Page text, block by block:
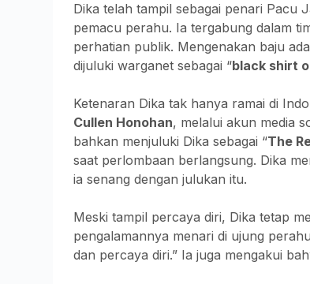
Dika telah tampil sebagai penari Pacu
pemacu perahu. Ia tergabung dalam
perhatian publik. Mengenakan baju
dijuluki warganet sebagai “black shirt
Ketenaran Dika tak hanya ramai di
Cullen Honohan, melalui akun media
bahkan menjuluki Dika sebagai “The
saat perlombaan berlangsung. Dika
ia senang dengan julukan itu.
Meski tampil percaya diri, Dika tetap
pengalamannya menari di ujung
dan percaya diri.” Ia juga mengakui